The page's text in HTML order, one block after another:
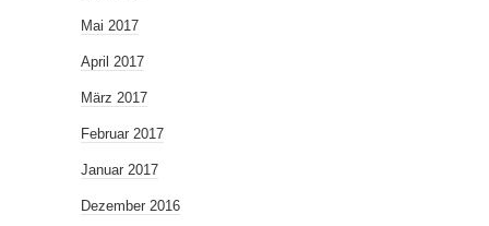
Mai 2017
April 2017
März 2017
Februar 2017
Januar 2017
Dezember 2016